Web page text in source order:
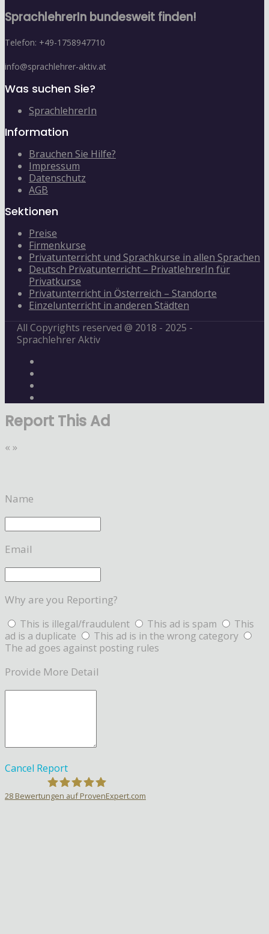
SprachlehrerIn bundesweit finden!
Telefon: +49-1758947710
info@sprachlehrer-aktiv.at
Was suchen Sie?
SprachlehrerIn
Information
Brauchen Sie Hilfe?
Impressum
Datenschutz
AGB
Sektionen
Preise
Firmenkurse
Privatunterricht und Sprachkurse in allen Sprachen
Deutsch Privatunterricht – PrivatlehrerIn für
Privatkurse
Privatunterricht in Österreich – Standorte
Einzelunterricht in anderen Städten
All Copyrights reserved @ 2018 - 2025 -
Sprachlehrer Aktiv
Report This Ad
« »
Name
Email
Why are you Reporting?
This is illegal/fraudulent This ad is spam
This
ad is a duplicate
This ad is in the wrong category
The ad goes against posting rules
Provide More Detail
Cancel Report
28 Bewertungen auf ProvenExpert.com